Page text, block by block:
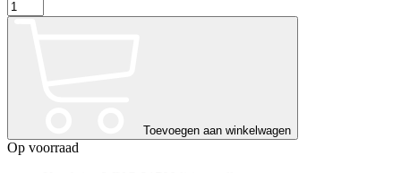
Pebble
PZ5
Toevoegen aan winkelwagen
Op voorraad